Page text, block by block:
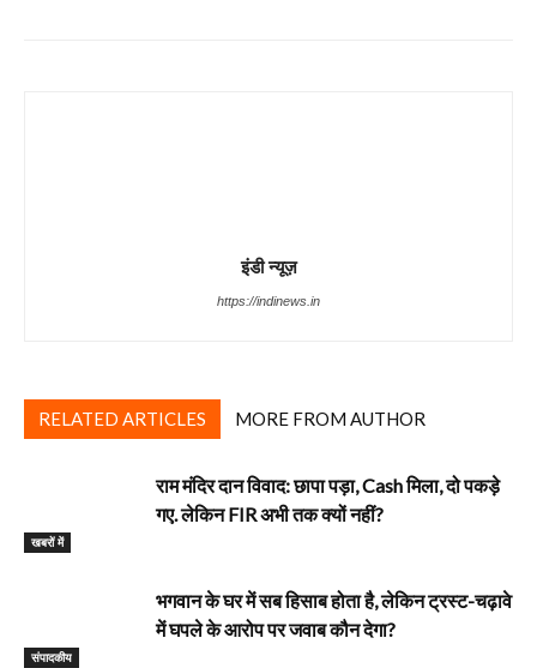
इंडी न्यूज़
https://indinews.in
RELATED ARTICLES MORE FROM AUTHOR
खबरों में
राम मंदिर दान विवाद: छापा पड़ा, Cash मिला, दो पकड़े
गए. लेकिन FIR अभी तक क्यों नहीं?
‎संपादकीय
भगवान के घर में सब हिसाब होता है, लेकिन ट्रस्ट-चढ़ावे
में घपले के आरोप पर जवाब कौन देगा?